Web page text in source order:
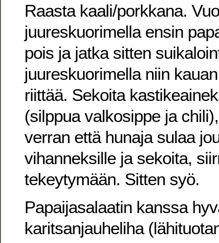
Raasta kaali/porkkana.
juureskuorimella ensin
pois ja jatka sitten
juureskuorimella niin
riittää. Sekoita
(silppua valkosippe ja
verran että hunaja sulaa
vihanneksille ja sekoita,
tekeytymään. Sitten syö.
Papaijasalaatin kanssa
karitsanjauheliha